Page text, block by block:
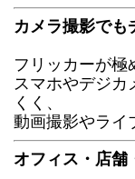
カメラ撮影でも
フリッカーが極
スマホやデジカ
くく、
動画撮影やライ
オフィス・店舗